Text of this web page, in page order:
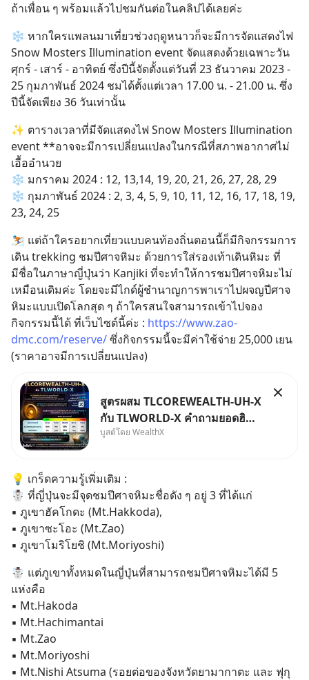
ถ้าเพื่อน ๆ พร้อมแล้วไปชมกันต่อในคลิปได้เลยค่ะ
❄️ หากใครแพลนมาเที่ยวช่วงฤดูหนาวก็จะมีการจัดแสดงไฟ
Snow Mosters Illumination event จัดแสดงด้วยเฉพาะวัน
ศุกร์ - เสาร์ - อาทิตย์ ซึ่งปีนี้จัดตั้งแต่วันที่ 23 ธันวาคม 2023 -
25 กุมภาพันธ์ 2024 ชมได้ตั้งแต่เวลา 17.00 น. - 21.00 น. ซึ่ง
ปีนี้จัดเพียง 36 วันเท่านั้น
✨ ตารางเวลาที่มีจัดแสดงไฟ Snow Mosters Illumination
event **อาจจะมีการเปลี่ยนแปลงในกรณีที่สภาพอากาศไม่
เอื้ออำนวย
❄ มกราคม 2024 : 12, 13,14, 19, 20, 21, 26, 27, 28, 29
❄ กุมภาพันธ์ 2024 : 2, 3, 4, 5, 9, 10, 11, 12, 16, 17, 18, 19,
23, 24, 25
⛷️ แต่ถ้าใครอยากเที่ยวแบบคนท้องถิ่นตอนนี้ก็มีกิจกรรมการ
เดิน trekking ชมปีศาจหิมะ ด้วยการใส่รองเท้าเดินหิมะ ที่
มีชื่อในภาษาญี่ปุ่นว่า Kanjiki ที่จะทำให้การชมปีศาจหิมะไม่
เหมือนเดิมค่ะ โดยจะมีไกด์ผู้ชำนาญการพาเราไปผจญปีศาจ
หิมะแบบเปิดโลกสุด ๆ ถ้าใครสนใจสามารถเข้าไปจอง
กิจกรรมนี้ได้ ที่เว็บไซต์นี้ค่ะ : https://www.zao-
dmc.com/reserve/ ซึ่งกิจกรรมนี้จะมีค่าใช้จ่าย 25,000 เยน
(ราคาอาจมีการเปลี่ยนแปลง)
สูตรผสม TLCOREWEALTH-UH-X
กับ TLWORLD-X คำถามยอดฮิตที่
คนใช้ WealthX ถามเข้ามา
บูสต์โดย WealthX
💡 เกร็ดความรู้เพิ่มเติม :
☃️ ที่ญี่ปุ่นจะมีจุดชมปีศาจหิมะชื่อดัง ๆ อยู่ 3 ที่ได้แก่
▪️ ภูเขาฮัคโกดะ (Mt.Hakkoda),
▪️ ภูเขาซะโอะ (Mt.Zao)
▪️ ภูเขาโมริโยชิ (Mt.Moriyoshi)
☃️ แต่ภูเขาทั้งหมดในญี่ปุ่นที่สามารถชมปีศาจหิมะได้มี 5
แห่งคือ
▪️ Mt.Hakoda
▪️ Mt.Hachimantai
▪️ Mt.Zao
▪️ Mt.Moriyoshi
▪️ Mt.Nishi Atsuma (รอยต่อของจังหวัดยามากาตะ และ ฟุกุ